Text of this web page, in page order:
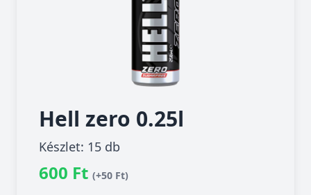
Hell zero 0.25l
Készlet: 15 db
600 Ft (+50 Ft)